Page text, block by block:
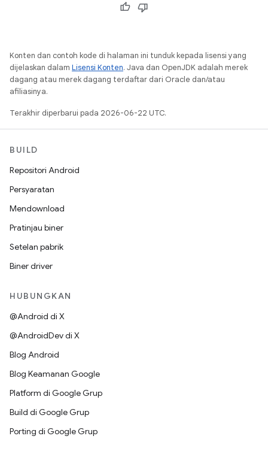
Konten dan contoh kode di halaman ini tunduk kepada lisensi yang
dijelaskan dalam Lisensi Konten. Java dan OpenJDK adalah merek
dagang atau merek dagang terdaftar dari Oracle dan/atau
afiliasinya.
Terakhir diperbarui pada 2026-06-22 UTC.
BUILD
Repositori Android
Persyaratan
Mendownload
Pratinjau biner
Setelan pabrik
Biner driver
HUBUNGKAN
@Android di X
@AndroidDev di X
Blog Android
Blog Keamanan Google
Platform di Google Grup
Build di Google Grup
Porting di Google Grup